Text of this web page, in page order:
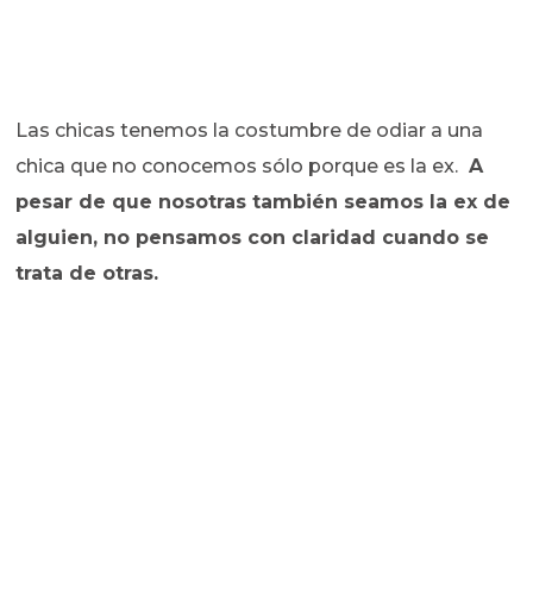
Las chicas tenemos la costumbre de odiar a una
chica que no conocemos sólo porque es la ex. A
pesar de que nosotras también seamos la ex de
alguien, no pensamos con claridad cuando se
trata de otras.